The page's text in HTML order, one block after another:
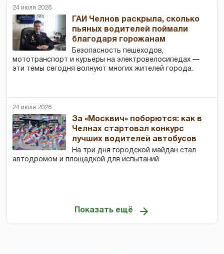
24 июля 2026
ГАИ Челнов раскрыла, сколько
пьяных водителей поймали
благодаря горожанам
Безопасность пешеходов,
мототранспорт и курьеры на электровелосипедах —
эти темы сегодня волнуют многих жителей города.
24 июля 2026
За «Москвич» поборются: как в
Челнах стартовал конкурс
лучших водителей автобусов
На три дня городской майдан стал
автодромом и площадкой для испытаний
Показать ещё